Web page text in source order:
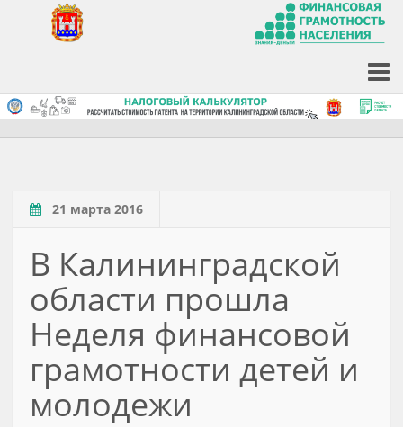
21 марта 2016
В Калининградской
области прошла
Неделя финансовой
грамотности детей и
молодежи